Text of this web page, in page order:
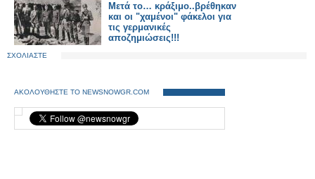
Μετά το… κράξιμο..βρέθηκαν
και οι "χαμένοι" φάκελοι για
τις γερμανικές
αποζημιώσεις!!!
ΣΧΟΛΙΑΣΤΕ
ΑΚΟΛΟΥΘΗΣΤΕ ΤΟ NEWSNOWGR.COM